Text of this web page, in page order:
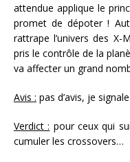
attendue applique le
promet de dépoter !
rattrape l’univers des
pris le contrôle de la
va affecter un grand
Avis : pas d’avis, je
Verdict : pour ceux qui
cumuler les crossovers…